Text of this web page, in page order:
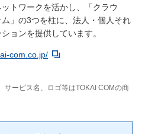
トワークを活かし、「クラウ
」の3つを柱に、法人・個人それ
ョンを提供しています。
com.co.jp/
サービス名、ロゴ等はTOKAI COMの商